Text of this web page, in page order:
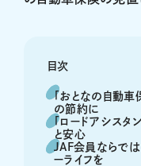
目次
「おとなの自動車
の節約に
「ロードアシス
と安心
JAF会員ならで
ーライフを